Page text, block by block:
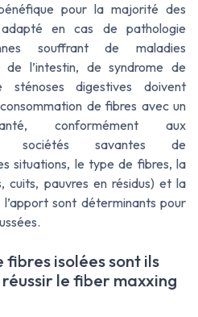
pour la majorité des
en cas de pathologie
souffrant de maladies
de l’intestin, de syndrome de
digestives doivent
de fibres avec un
conformément aux
sociétés savantes de
situations, le type de fibres, la
cuits, pauvres en résidus) et la
sont déterminants pour
fibres isolées sont ils
le fiber maxxing